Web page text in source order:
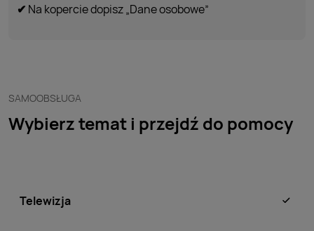
✔ Na kopercie dopisz „Dane osobowe”
SAMOOBSŁUGA
Wybierz temat i przejdź do pomocy
Telewizja